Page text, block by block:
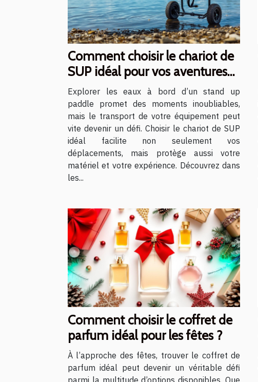
Comment choisir le chariot de
SUP idéal pour vos aventures
aquatiques ?
Explorer les eaux à bord d’un stand up
paddle promet des moments inoubliables,
mais le transport de votre équipement peut
vite devenir un défi. Choisir le chariot de SUP
idéal facilite non seulement vos
déplacements, mais protège aussi votre
matériel et votre expérience. Découvrez dans
les...
Comment choisir le coffret de
parfum idéal pour les fêtes ?
À l’approche des fêtes, trouver le coffret de
parfum idéal peut devenir un véritable défi
parmi la multitude d’options disponibles. Que